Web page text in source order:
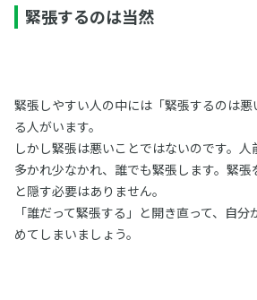
緊張するのは当然
緊張しやすい人の中には「緊張するのは
る人がいます。
しかし緊張は悪いことではないのです。人
多かれ少なかれ、誰でも緊張します。緊張
と隠す必要はありません。
「誰だって緊張する」と開き直って、自
めてしまいましょう。